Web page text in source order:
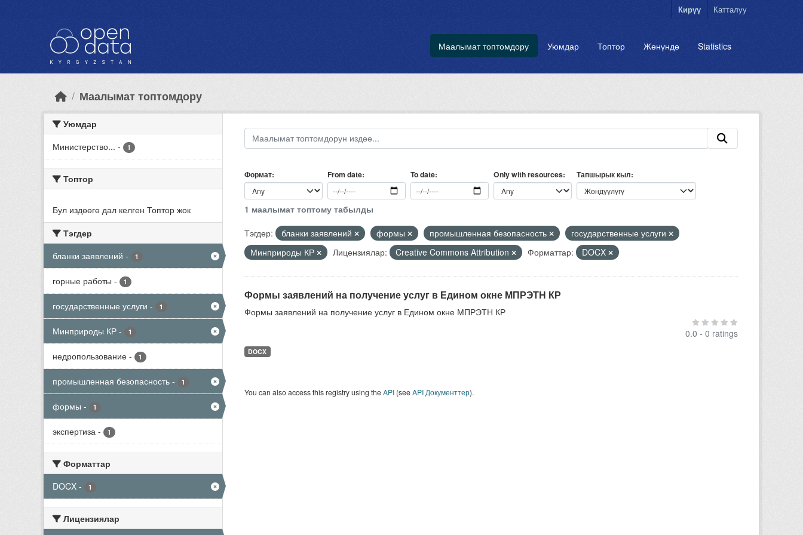
Кирүү Катталуу
Маалымат топтомдору Уюмдар Топтор Жөнүндө Statistics
Маалымат топтомдору
Уюмдар
Министерство... - 1
Топтор
Бул издөөгө дал келген Топтор жок
Тэгдер
бланки заявлений - 1
горные работы - 1
государственные услуги - 1
Минприроды КР - 1
недропользование - 1
промышленная безопасность - 1
формы - 1
экспертиза - 1
Форматтар
DOCX - 1
Лицензиялар
Формат From date To date Only with resources Тапшырык кыл
1 маалымат топтому табылды
Тэгдер:
бланки заявлений формы промышленная безопасность
государственные услуги
Минприроды КР
Лицензиялар: Creative Commons Attribution Форматтар: DOCX
Формы заявлений на получение услуг в Едином окне МПРЭТН КР
Формы заявлений на получение услуг в Едином окне МПРЭТН КР
0.0 - 0 ratings
DOCX
You can also access this registry using theAPI(seeAPI Документтер).